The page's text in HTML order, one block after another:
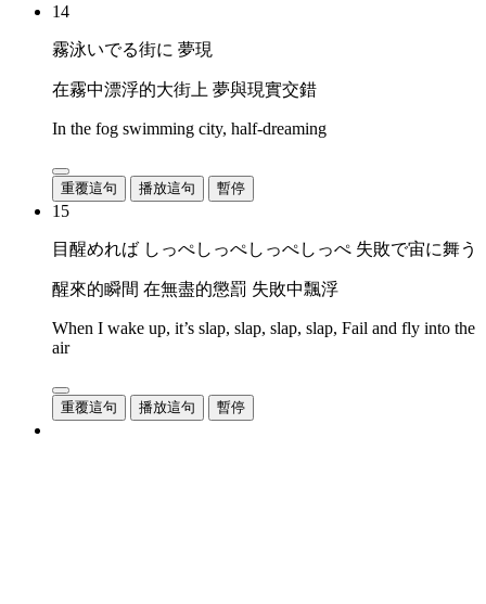
14
霧泳いでる街に 夢現
在霧中漂浮的大街上 夢與現實交錯
In the fog swimming city, half-dreaming
重覆這句 播放這句 暫停
15
目醒めれば しっぺしっぺしっぺしっぺ 失敗で宙に舞う
醒來的瞬間 在無盡的懲罰 失敗中飄浮
When I wake up, it’s slap, slap, slap, slap, Fail and fly into the
air
重覆這句 播放這句 暫停